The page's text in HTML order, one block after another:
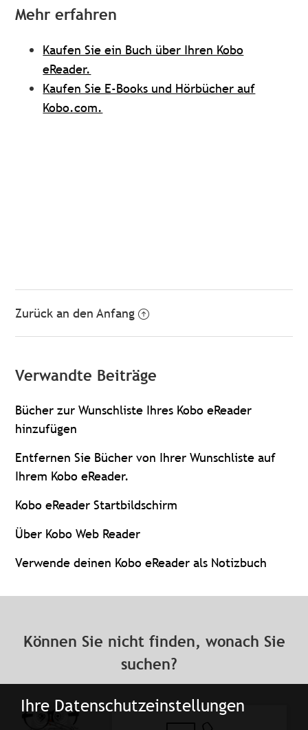
Ihre Datenschutzeinstellungen
Mehr erfahren
Kaufen Sie ein Buch über Ihren Kobo
eReader.
Kaufen Sie E-Books und Hörbücher auf
Kobo.com.
Zurück an den Anfang
Verwandte Beiträge
Bücher zur Wunschliste Ihres Kobo eReader
hinzufügen
Entfernen Sie Bücher von Ihrer Wunschliste auf
Ihrem Kobo eReader.
Kobo eReader Startbildschirm
Über Kobo Web Reader
Verwende deinen Kobo eReader als Notizbuch
Können Sie nicht finden, wonach Sie
suchen?